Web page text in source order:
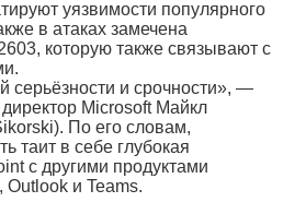
уязвимости популярного
в атаках замечена
которую также связывают с
серьёзности и срочности», —
директор Microsoft Майкл
По его словам,
таит в себе глубокая
с другими продуктами
Outlook и Teams.